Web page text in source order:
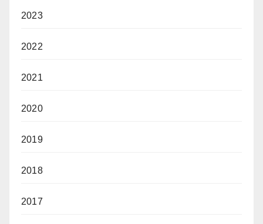
2023
2022
2021
2020
2019
2018
2017